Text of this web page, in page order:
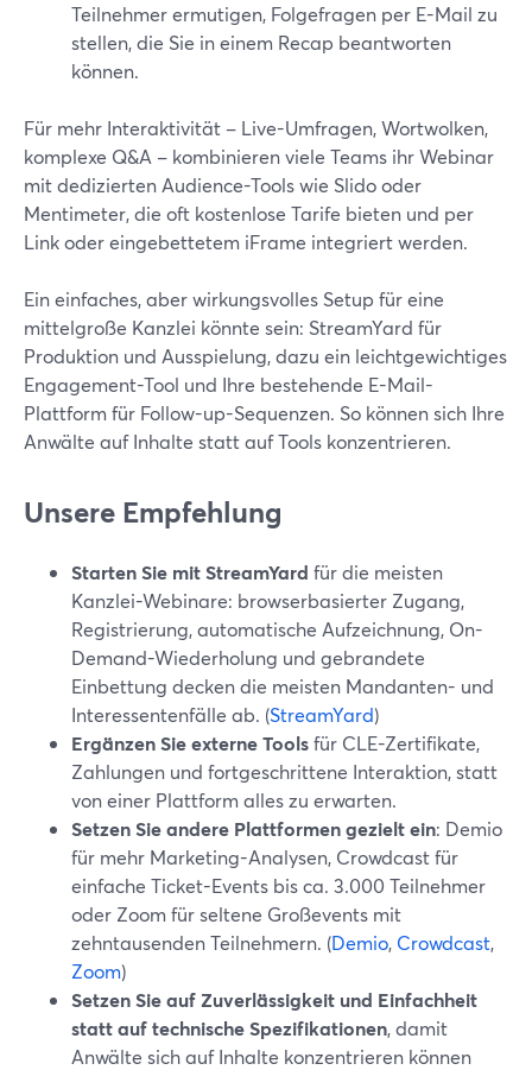
Teilnehmer ermutigen, Folgefragen per E-Mail zu
stellen, die Sie in einem Recap beantworten
können.
Für mehr Interaktivität – Live-Umfragen, Wortwolken,
komplexe Q&A – kombinieren viele Teams ihr Webinar
mit dedizierten Audience-Tools wie Slido oder
Mentimeter, die oft kostenlose Tarife bieten und per
Link oder eingebettetem iFrame integriert werden.
Ein einfaches, aber wirkungsvolles Setup für eine
mittelgroße Kanzlei könnte sein: StreamYard für
Produktion und Ausspielung, dazu ein leichtgewichtiges
Engagement-Tool und Ihre bestehende E-Mail-
Plattform für Follow-up-Sequenzen. So können sich Ihre
Anwälte auf Inhalte statt auf Tools konzentrieren.
Unsere Empfehlung
Starten Sie mit StreamYard für die meisten
Kanzlei-Webinare: browserbasierter Zugang,
Registrierung, automatische Aufzeichnung, On-
Demand-Wiederholung und gebrandete
Einbettung decken die meisten Mandanten- und
Interessentenfälle ab. (StreamYard)
Ergänzen Sie externe Toolsfür CLE-Zertifikate,
Zahlungen und fortgeschrittene Interaktion, statt
von einer Plattform alles zu erwarten.
Setzen Sie andere Plattformen gezielt ein: Demio
für mehr Marketing-Analysen, Crowdcast für
einfache Ticket-Events bis ca. 3.000 Teilnehmer
oder Zoom für seltene Großevents mit
zehntausenden Teilnehmern. (Demio, Crowdcast,
Zoom)
Setzen Sie auf Zuverlässigkeit und Einfachheit
statt auf technische Spezifikationen, damit
Anwälte sich auf Inhalte konzentrieren können